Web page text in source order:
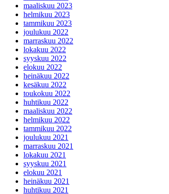
maaliskuu 2023
helmikuu 2023
tammikuu 2023
joulukuu 2022
marraskuu 2022
lokakuu 2022
syyskuu 2022
elokuu 2022
heinäkuu 2022
kesäkuu 2022
toukokuu 2022
huhtikuu 2022
maaliskuu 2022
helmikuu 2022
tammikuu 2022
joulukuu 2021
marraskuu 2021
lokakuu 2021
syyskuu 2021
elokuu 2021
heinäkuu 2021
huhtikuu 2021